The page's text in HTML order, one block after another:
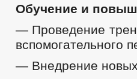
Обучение и
— Проведение
вспомогательного
— Внедрение новых